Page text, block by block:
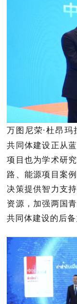
万图尼荣·杜昂玛
共同体建设正从
项目也为学术研
路、能源项目案
决策提供智力支
资源，加强两国
共同体建设的后备